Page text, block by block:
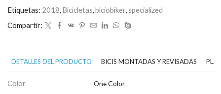
Control
Traverse
cantidad
Etiquetas: 2018, Bicicletas,biciobiker,specialized
Compartir:
DETALLES DEL PRODUCTO BICIS MONTADAS Y REVISADAS
Color One Color